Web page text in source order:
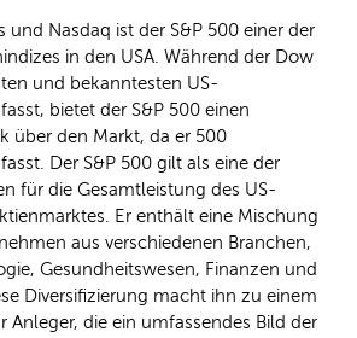
und Nasdaq ist der S&P 500 einer der
in den USA. Während der Dow
und bekanntesten US-
bietet der S&P 500 einen
über den Markt, da er 500
Der S&P 500 gilt als eine der
für die Gesamtleistung des US-
Er enthält eine Mischung
aus verschiedenen Branchen,
Gesundheitswesen, Finanzen und
Diversifizierung macht ihn zu einem
Anleger, die ein umfassendes Bild der